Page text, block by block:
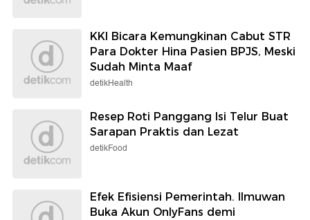
KKI Bicara Kemungkinan Cabut STR
Para Dokter Hina Pasien BPJS, Meski
Sudah Minta Maaf
detikHealth
Resep Roti Panggang Isi Telur Buat
Sarapan Praktis dan Lezat
detikFood
Efek Efisiensi Pemerintah. Ilmuwan
Buka Akun OnlyFans demi